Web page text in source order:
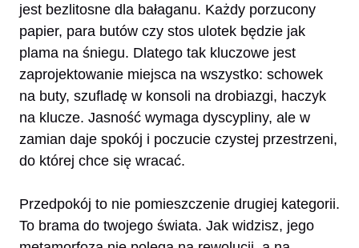
jest bezlitosne dla bałaganu. Każdy porzucony
papier, para butów czy stos ulotek będzie jak
plama na śniegu. Dlatego tak kluczowe jest
zaprojektowanie miejsca na wszystko: schowek
na buty, szufladę w konsoli na drobiazgi, haczyk
na klucze. Jasność wymaga dyscypliny, ale w
zamian daje spokój i poczucie czystej przestrzeni,
do której chce się wracać.
Przedpokój to nie pomieszczenie drugiej kategorii.
To brama do twojego świata. Jak widzisz, jego